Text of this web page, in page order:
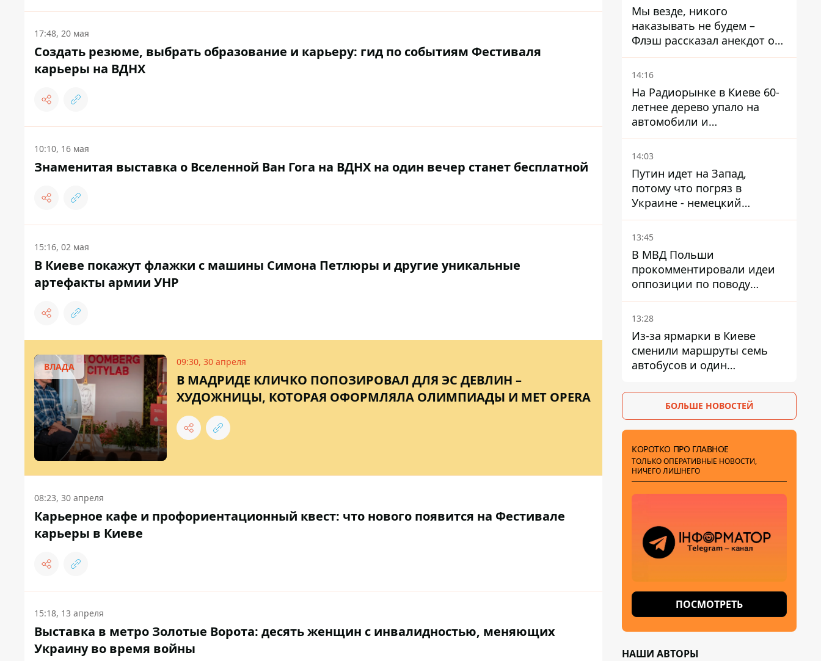
17:48, 20 мая
Создать резюме, выбрать образование и карьеру: гид по событиям Фестиваля
карьеры на ВДНХ
10:10, 16 мая
Знаменитая выставка о Вселенной Ван Гога на ВДНХ на один вечер станет бесплатной
15:16, 02 мая
В Киеве покажут флажки с машины Симона Петлюры и другие уникальные
артефакты армии УНР
ВЛАДА 09:30, 30 апреля
В МАДРИДЕ КЛИЧКО ПОПОЗИРОВАЛ ДЛЯ ЭС ДЕВЛИН –
ХУДОЖНИЦЫ, КОТОРАЯ ОФОРМЛЯЛА ОЛИМПИАДЫ И MET OPERA
08:23, 30 апреля
Карьерное кафе и профориентационный квест: что нового появится на Фестивале
карьеры в Киеве
15:18, 13 апреля
Выставка в метро Золотые Ворота: десять женщин с инвалидностью, меняющих
Украину во время войны
Мы везде, никого
наказывать не будем –
Флэш рассказал анекдот о
незаменимой работе
связистов на фронте
14:16
На Радиорынке в Киеве 60-
летнее дерево упало на
автомобили и
травмировало человека -
подробности
14:03
Путин идет на Запад,
потому что погряз в
Украине - немецкий
политик высказался о
планах РФ
13:45
В МВД Польши
прокомментировали идеи
оппозиции по поводу
депортации украинских
мужчин - абсурд и популизм
13:28
Из-за ярмарки в Киеве
сменили маршруты семь
автобусов и один
БОЛЬШЕ НОВОСТЕЙ
КОРОТКО ПРО ГЛАВНОЕ
ТОЛЬКО ОПЕРАТИВНЫЕ НОВОСТИ,
НИЧЕГО ЛИШНЕГО
ПОСМОТРЕТЬ
НАШИ АВТОРЫ